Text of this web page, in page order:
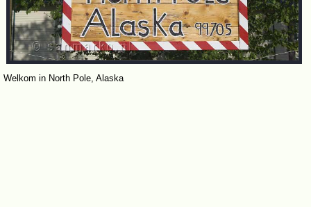
Welkom in North Pole, Alaska